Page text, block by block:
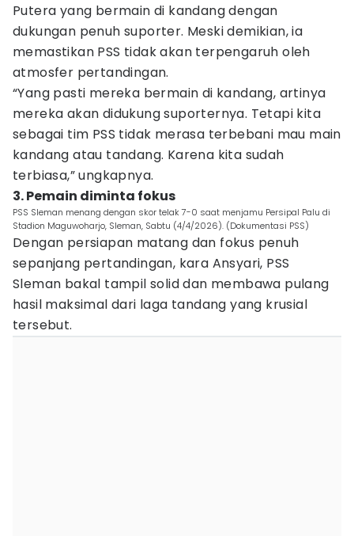
Putera yang bermain di kandang dengan
dukungan penuh suporter. Meski demikian, ia
memastikan PSS tidak akan terpengaruh oleh
atmosfer pertandingan.
“Yang pasti mereka bermain di kandang, artinya
mereka akan didukung suporternya. Tetapi kita
sebagai tim PSS tidak merasa terbebani mau main
kandang atau tandang. Karena kita sudah
terbiasa,” ungkapnya.
3. Pemain diminta fokus
PSS Sleman menang dengan skor telak 7-0 saat menjamu Persipal Palu di
Stadion Maguwoharjo, Sleman, Sabtu (4/4/2026). (Dokumentasi PSS)
Dengan persiapan matang dan fokus penuh
sepanjang pertandingan, kara Ansyari, PSS
Sleman bakal tampil solid dan membawa pulang
hasil maksimal dari laga tandang yang krusial
tersebut.